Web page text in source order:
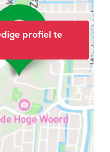
profiel te